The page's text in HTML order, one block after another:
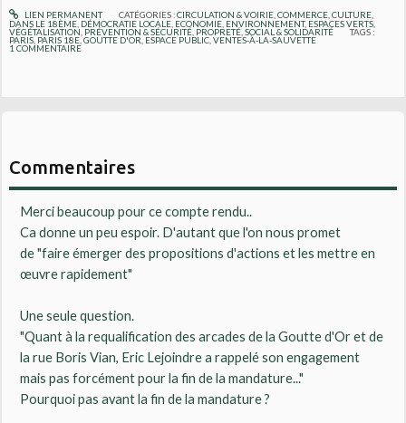
LIEN PERMANENT CATÉGORIES :CIRCULATION & VOIRIE, COMMERCE, CULTURE,
DANS LE 18ÈME DÉMOCRATIE LOCALE ECONOMIE ENVIRONNEMENT, ESPACES VERTS,
VÉGÉTALISATION PRÉVENTION & SÉCURITÉ PROPRETÉ ,SOCIAL & SOLIDARITÉ TAGS :
PARIS PARIS 18E,GOUTTE D'OR ESPACE PUBLIC ,VENTES-À-LA-SAUVETTE
1 COMMENTAIRE
Commentaires
Merci beaucoup pour ce compte rendu..
Ca donne un peu espoir. D'autant que l'on nous promet
de "faire émerger des propositions d'actions et les mettre en
œuvre rapidement"
Une seule question.
"Quant à la requalification des arcades de la Goutte d'Or et de
la rue Boris Vian, Eric Lejoindre a rappelé son engagement
mais pas forcément pour la fin de la mandature..."
Pourquoi pas avant la fin de la mandature ?